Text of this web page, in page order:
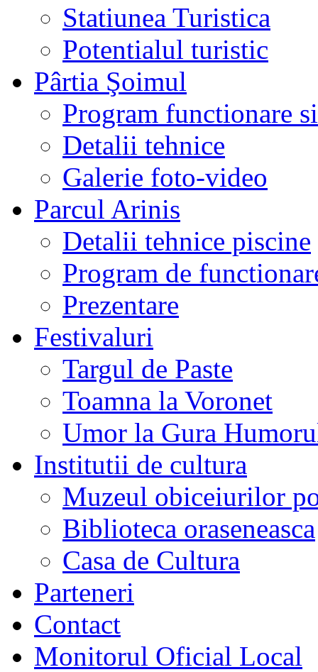
Statiunea Turistica
Potentialul turistic
Pârtia Şoimul
Program functionare
Detalii tehnice
Galerie foto-video
Parcul Arinis
Detalii tehnice piscine
Program de
Prezentare
Festivaluri
Targul de Paste
Toamna la Voronet
Umor la Gura
Institutii de cultura
Muzeul obiceiurilor
Biblioteca oraseneasca
Casa de Cultura
Parteneri
Contact
Monitorul Oficial Local